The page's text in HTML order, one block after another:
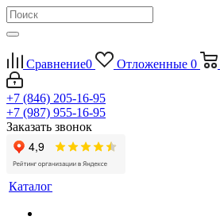
Сравнение0 Отложенные 0
+7 (846) 205-16-95
+7 (987) 955-16-95
Заказать звонок
Каталог